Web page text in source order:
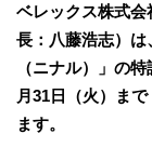
ベレックス株式
長：八藤浩志）
（ニナル）」の
月31日（火）ま
ます。